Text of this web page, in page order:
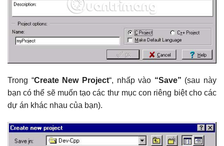
Trong “Create New Project“, nhấp vào “Save” (sau này
bạn có thể sẽ muốn tạo các thư mục con riêng biệt cho các
dự án khác nhau của bạn).